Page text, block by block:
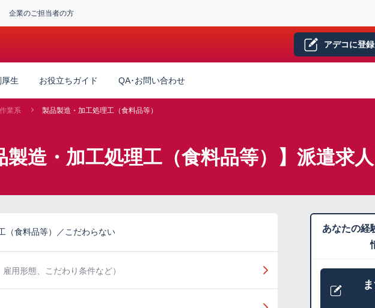
企業のご担当者の方
アデコに登録
生 お役立ちガイド QA･お問い合わせ
業系 製品製造・加工処理工（食料品等）
製造・加工処理工（食料品等）】派遣求人
（食料品等）／こだわらない
雇用形態、こだわり条件など）
あなたの経